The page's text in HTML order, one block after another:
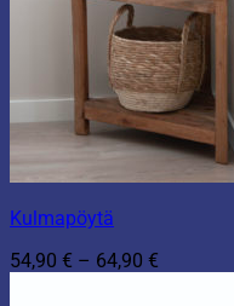
Kulmapöytä
54,90 € – 64,90 €